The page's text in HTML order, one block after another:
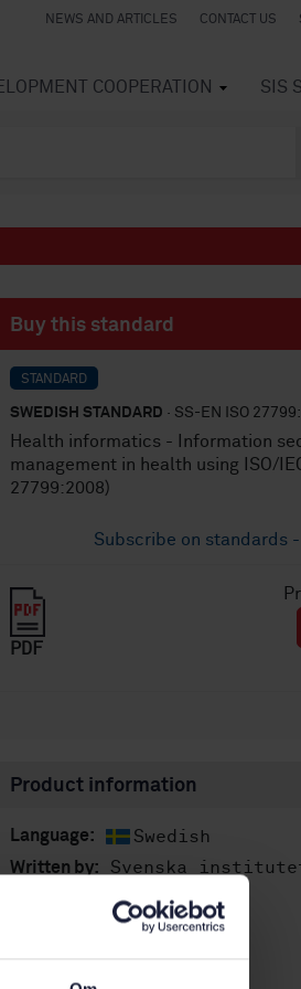
NEWS AND ARTICLES CONTACT US
COOPERATION SIS
Buy this standard
STANDARD
SWEDISH STANDARD · SS-EN ISO
Health informatics - Information
management in health using ISO/
27799:2008)
Subscribe on standards
PDF
Product information
Language: Swedish
Written by:
Svenska
International title:
Article no:STD-87919